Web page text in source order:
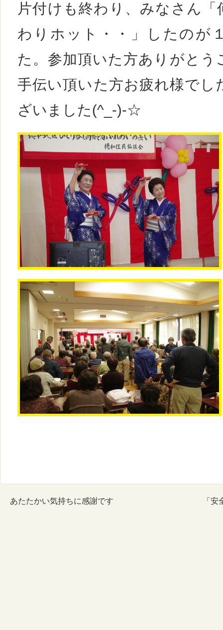
片付けも終わり、みなさん「
わりホット・・」したのが
た。参加頂いた方ありがとう
手伝い頂いた方お疲れ様でし
ざいました(^_-)-☆
あたたかい気持ちに感謝です 「